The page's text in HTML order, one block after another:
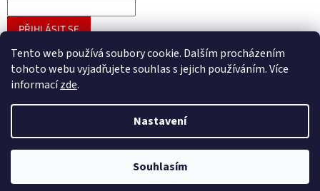
Tento web používá soubory cookie. Dalším procházením
tohoto webu vyjadřujete souhlas s jejich používáním. Více
informacízde.
Nastavení
Souhlasím
PŘIHLÁSIT SE
Nová registraceZapomenuté heslo
Copyright 2026A - GROSS velkoobchod galanterie. Všechna
práva vyhrazena.